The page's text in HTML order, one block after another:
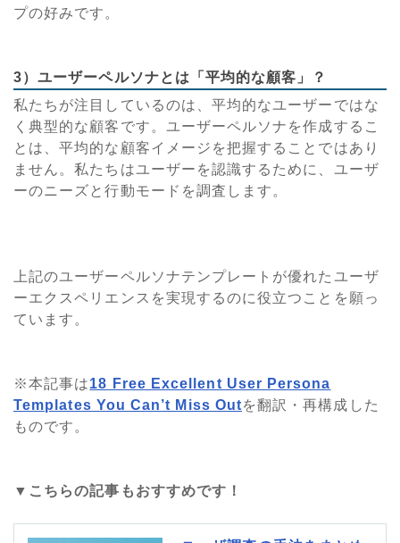
プの好みです。
3）ユーザーペルソナとは「平均的な顧客」？
私たちが注目しているのは、平均的なユーザーではな
く典型的な顧客です。ユーザーペルソナを作成するこ
とは、平均的な顧客イメージを把握することではあり
ません。私たちはユーザーを認識するために、ユーザ
ーのニーズと行動モードを調査します。
上記のユーザーペルソナテンプレートが優れたユーザ
ーエクスペリエンスを実現するのに役立つことを願っ
ています。
※本記事は18 Free Excellent User Persona
Templates You Can’t Miss Outを翻訳・再構成した
ものです。
▼こちらの記事もおすすめです！